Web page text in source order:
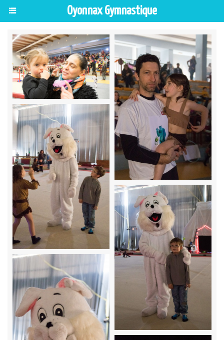
Oyonnax Gymnastique